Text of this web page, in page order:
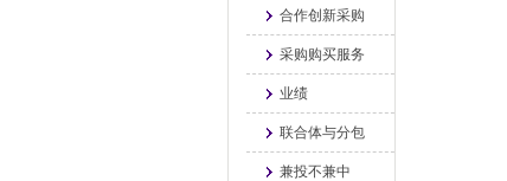
合作创新采购
采购购买服务
业绩
联合体与分包
兼投不兼中